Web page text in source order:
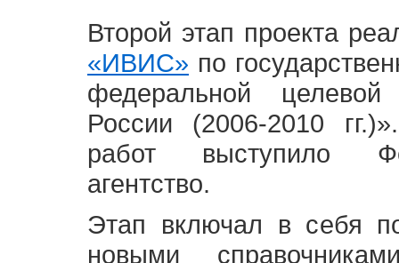
Второй этап проекта
«ИВИС» по
федеральной
России (2006-2010
работ выступило
агентство.
Этап включал в себя
новыми